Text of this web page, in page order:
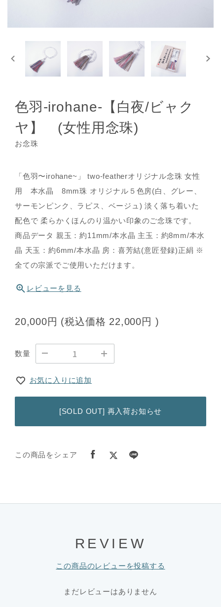
色羽-irohane-【白夜/ビャク
ヤ】 (女性用念珠)
お念珠
「色羽〜irohane~」 two-featherオリジナル念珠 女性
用 本水晶 8mm珠 オリジナル５色房(白、グレー、
サーモンピンク、ラピス、ベージュ) 淡く落ち着いた
配色で 柔らかくほんのり温かい印象のご念珠です。
商品データ 親玉：約11mm/本水晶 主玉：約8mm/本水
晶 天玉：約6mm/本水晶 房：喜芳結(意匠登録)正絹 ※
全ての宗派でご使用いただけます。
レビューを見る
20,000円 (税込価格 22,000円 )
数量
お気に入りに追加
[SOLD OUT] 再入荷お知らせ
この商品をシェア
REVIEW
この商品のレビューを投稿する
まだレビューはありません